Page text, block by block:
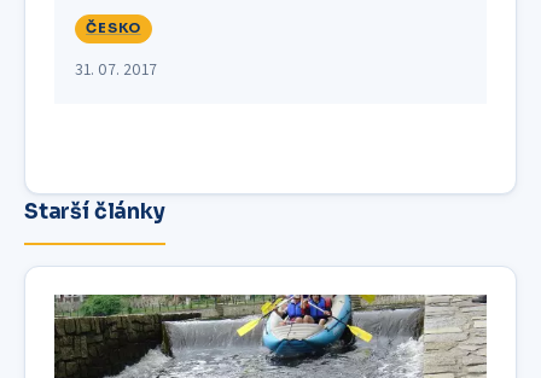
ČESKO
31. 07. 2017
Starší články